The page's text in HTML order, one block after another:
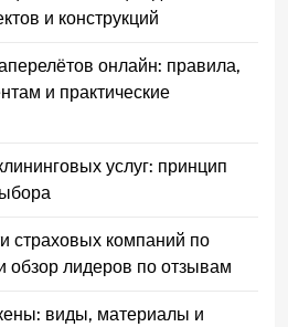
и конструкций
онлайн: правила,
и практические
услуг: принцип
страховых компаний по
лидеров по отзывам
виды, материалы и